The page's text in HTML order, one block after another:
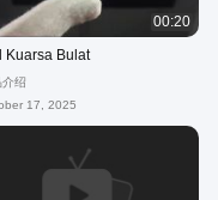
00:20
Kuarsa Bulat
介绍
17, 2025